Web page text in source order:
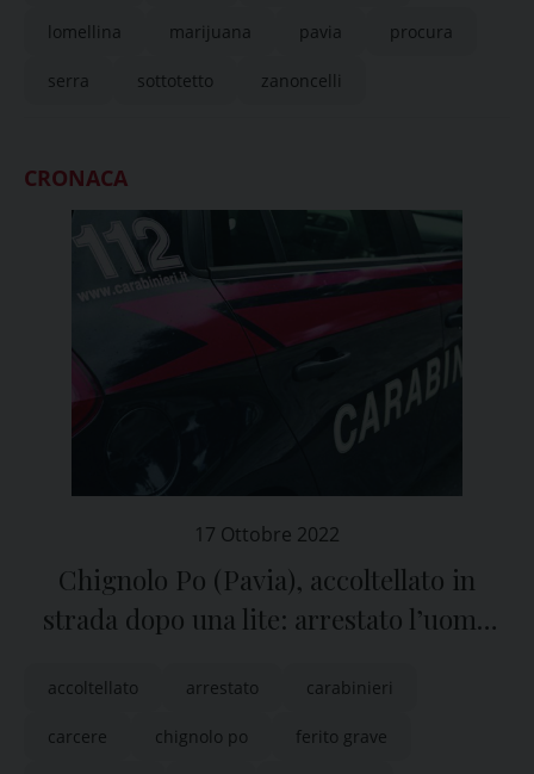
lomellina marijuana pavia procura
serra sottotetto zanoncelli
CRONACA
17 Ottobre 2022
Chignolo Po (Pavia), accoltellato in
strada dopo una lite: arrestato l’uomo
accoltellato arrestato carabinieri
carcere chignolo po ferito grave